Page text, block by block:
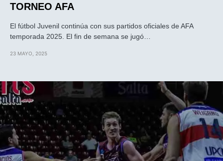
TORNEO AFA
El fútbol Juvenil continúa con sus partidos oficiales de AFA
temporada 2025. El fin de semana se jugó…
23 MAYO, 2025